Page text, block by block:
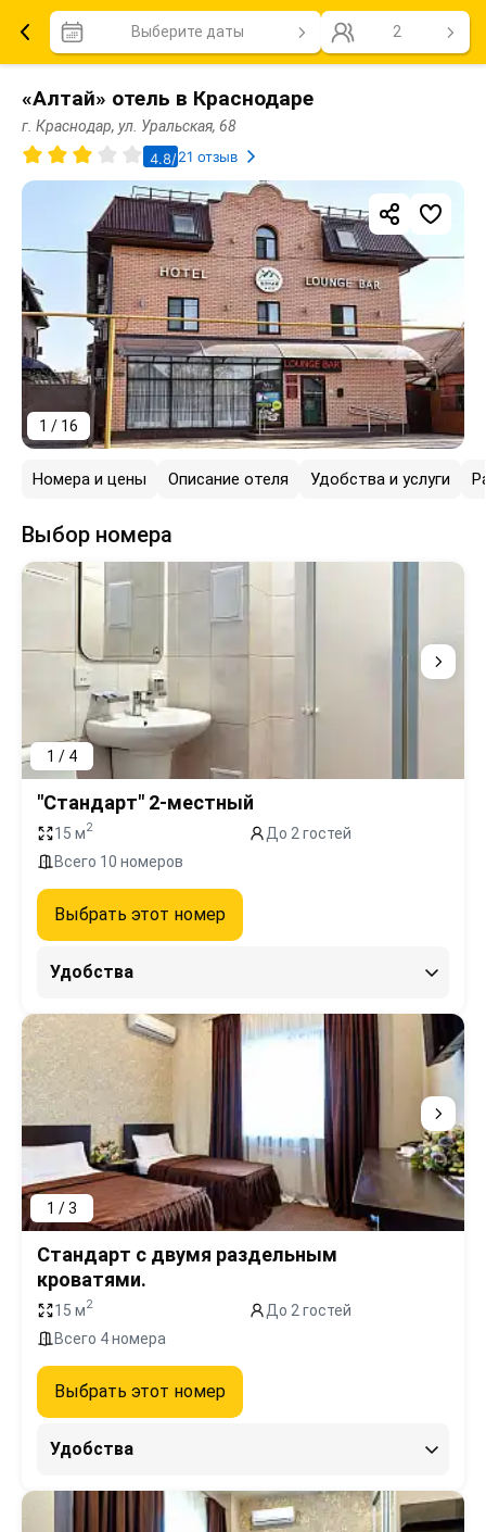
Выберите даты 2
«Алтай» отель в Краснодаре
г. Краснодар, ул. Уральская, 68
4.8/521 отзыв
1 / 16
Номера и цены Описание отеля Удобства и услуги
Выбор номера
1 / 4
"Стандарт" 2-местный
15 м2
До 2 гостей
Всего 10 номеров
Выбрать этот номер
Удобства
1 / 3
Стандарт с двумя раздельным
кроватями.
15 м2
До 2 гостей
Всего 4 номера
Выбрать этот номер
Удобства